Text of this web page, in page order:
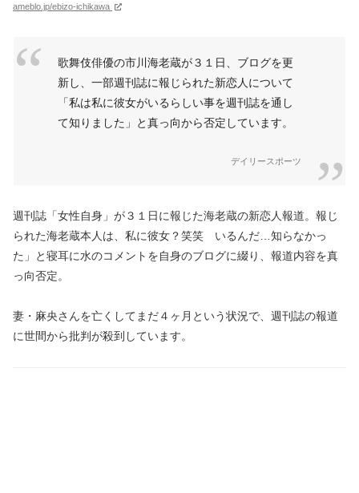
ameblo.jp/ebizo-ichikawa
歌舞伎俳優の市川海老蔵が３１日、ブログを更
新し、一部週刊誌に報じられた新恋人について
「私は私に彼女がいるらしい事を週刊誌を通し
て知りました」と真っ向から否定しています。
デイリースポーツ
週刊誌「女性自身」が３１日に報じた海老蔵の新恋人報道。報じ
られた海老蔵本人は、私に彼女？笑笑 いるんだ…知らなかっ
た」と寝耳に水のコメントを自身のブログに綴り、報道内容を真
っ向否定。
妻・麻央さんを亡くしてまだ４ヶ月という状況で、週刊誌の報道
に世間から批判が殺到しています。